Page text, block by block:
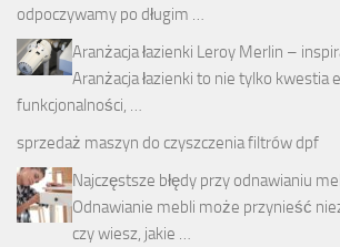
odpoczywamy po długim …
Aranżacja łazienki Leroy Merlin –
Aranżacja łazienki to nie tylko kwestia
funkcjonalności, …
sprzedaż maszyn do czyszczenia filtrów dpf
Najczęstsze błędy przy odnawianiu
Odnawianie mebli może przynieść
czy wiesz, jakie …